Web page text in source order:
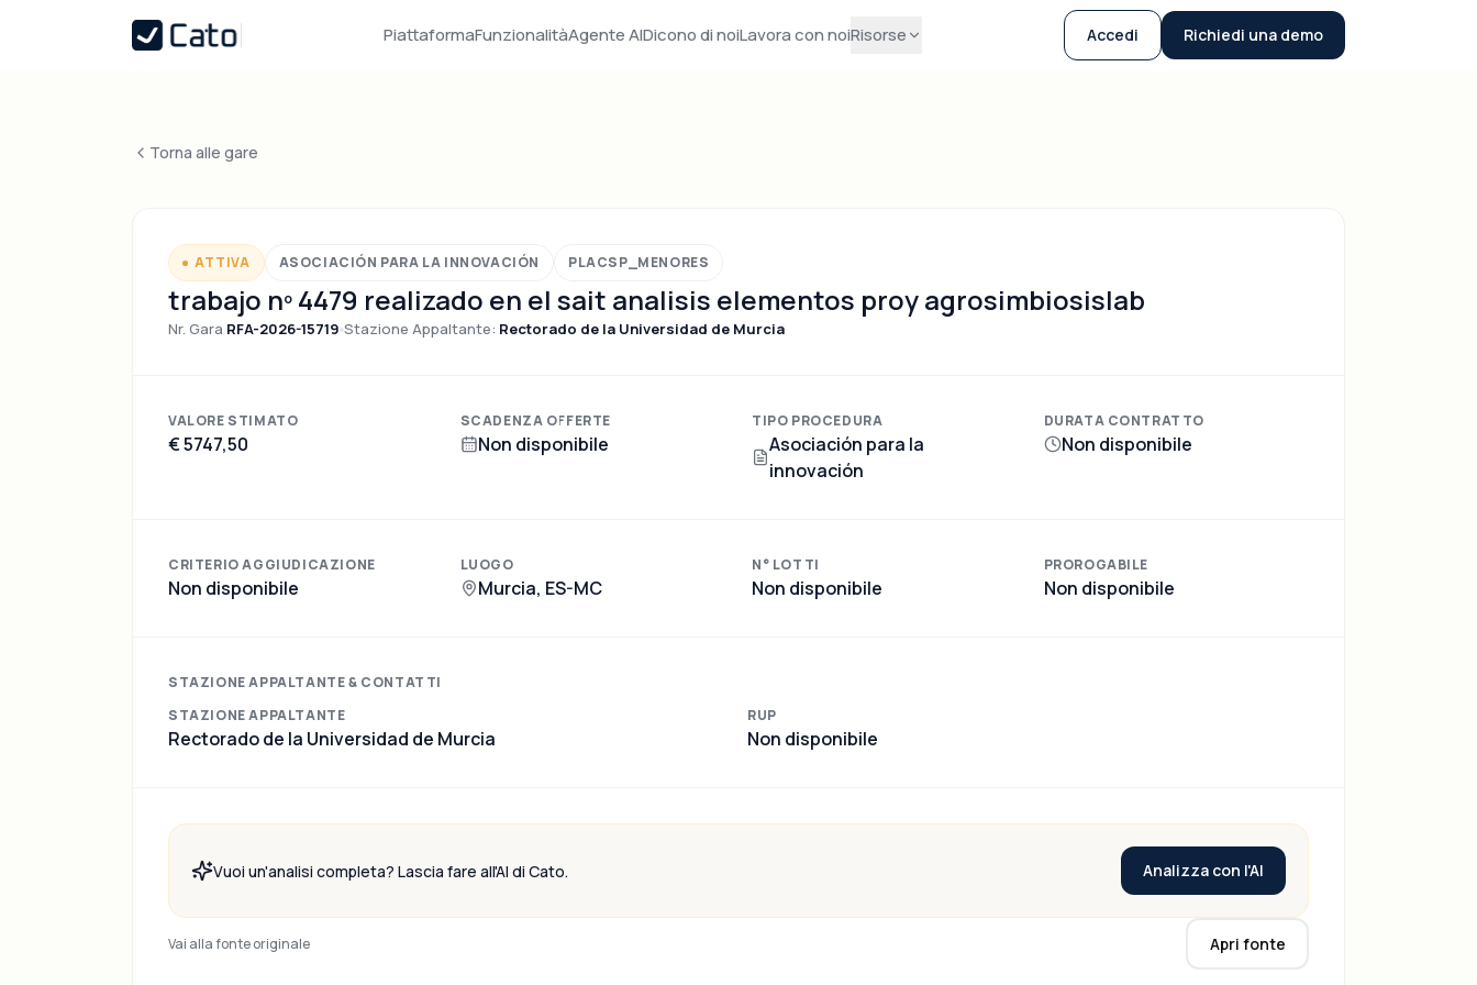
PiattaformaFunzionalitàAgente AIDicono di noiLavora con noiRisorse Accedi Richiedi una demo
Torna alle gare
ATTIVA ASOCIACIÓN PARA LA INNOVACIÓN PLACSP_MENORES
trabajo nº 4479 realizado en el sait analisis elementos proy agrosimbiosislab
Nr. Gara RFA-2026-15719 Stazione Appaltante: Rectorado de la Universidad de Murcia
VALORE STIMATO
€ 5747,50
SCADENZA OFFERTE
Non disponibile
TIPO PROCEDURA
Asociación para la
innovación
DURATA CONTRATTO
Non disponibile
CRITERIO AGGIUDICAZIONE
Non disponibile
LUOGO
Murcia, ES-MC
N° LOTTI
Non disponibile
PROROGABILE
Non disponibile
STAZIONE APPALTANTE & CONTATTI
STAZIONE APPALTANTE
Rectorado de la Universidad de Murcia
RUP
Non disponibile
Vuoi un'analisi completa? Lascia fare all'AI di Cato. Analizza con l'AI
Vai alla fonte originale Apri fonte